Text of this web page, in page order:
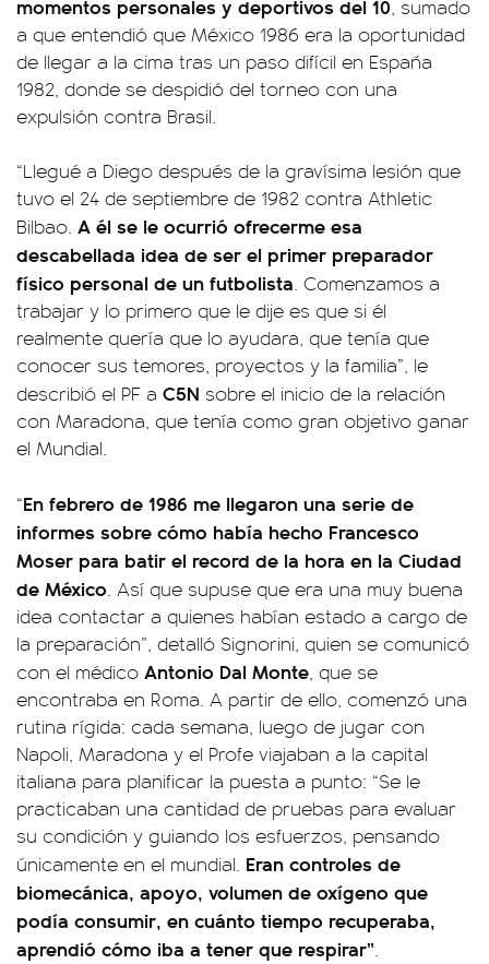
momentos personales y deportivos del 10, sumado
a que entendió que México 1986 era la oportunidad
de llegar a la cima tras un paso difícil en España
1982, donde se despidió del torneo con una
expulsión contra Brasil.
“Llegué a Diego después de la gravísima lesión que
tuvo el 24 de septiembre de 1982 contra Athletic
Bilbao. A él se le ocurrió ofrecerme esa
descabellada idea de ser el primer preparador
físico personal de un futbolista. Comenzamos a
trabajar y lo primero que le dije es que si él
realmente quería que lo ayudara, que tenía que
conocer sus temores, proyectos y la familia”, le
describió el PF a C5N sobre el inicio de la relación
con Maradona, que tenía como gran objetivo ganar
el Mundial.
“En febrero de 1986 me llegaron una serie de
informes sobre cómo había hecho Francesco
Moser para batir el record de la hora en la Ciudad
de México. Así que supuse que era una muy buena
idea contactar a quienes habían estado a cargo de
la preparación”, detalló Signorini, quien se comunicó
con el médico Antonio Dal Monte, que se
encontraba en Roma. A partir de ello, comenzó una
rutina rígida: cada semana, luego de jugar con
Napoli, Maradona y el Profe viajaban a la capital
italiana para planificar la puesta a punto: “Se le
practicaban una cantidad de pruebas para evaluar
su condición y guiando los esfuerzos, pensando
únicamente en el mundial. Eran controles de
biomecánica, apoyo, volumen de oxígeno que
podía consumir, en cuánto tiempo recuperaba,
aprendió cómo iba a tener que respirar”.